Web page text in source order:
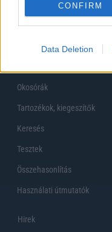
CONFIRM
Data Deletion
Készülékekguru
Mobiltelefonok
Okosórák
Tartozékok, kiegeszítők
Keresés
Tesztek
Összehasonlítás
Használati útmutatók
Hirek